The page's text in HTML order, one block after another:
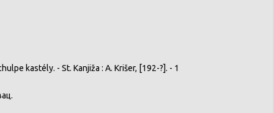
kastély. - St. Kanjiža : A. Krišer, [192-?]. - 1
.